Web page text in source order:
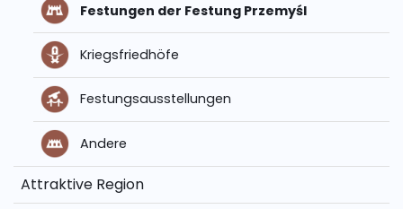
Festungen der Festung Przemyśl
Kriegsfriedhöfe
Festungsausstellungen
Andere
Attraktive Region